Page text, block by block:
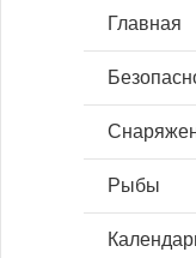
Главная
Рыбы